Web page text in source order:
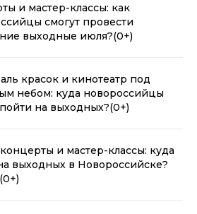
и мастер-классы: как
смогут провести
выходные июля?(0+)
красок и кинотеатр под
небом: куда новороссийцы
на выходных?(0+)
и мастер-классы: куда
выходных в Новороссийске?
(0+)